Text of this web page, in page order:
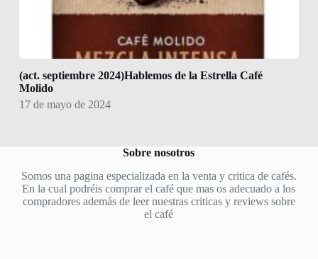
(act. septiembre 2024)Hablemos de la Estrella Café
Molido
17 de mayo de 2024
Sobre nosotros
Somos una pagina especializada en la venta y critica de cafés.
En la cual podréis comprar el café que mas os adecuado a los
compradores además de leer nuestras criticas y reviews sobre
el café